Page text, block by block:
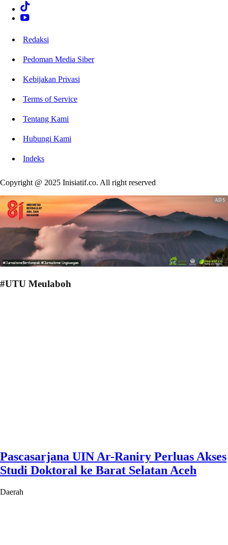
Redaksi
Pedoman Media Siber
Kebijakan Privasi
Terms of Service
Tentang Kami
Hubungi Kami
Indeks
Copyright @ 2025 Inisiatif.co. All right reserved
#UTU Meulaboh
Pascasarjana UIN Ar-Raniry Perluas Akses
Studi Doktoral ke Barat Selatan Aceh
Daerah